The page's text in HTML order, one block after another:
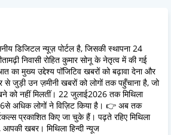
डिजिटल न्यूज़ पोर्टल है, जिसकी स्थापना 24
निवासी रोहित कुमार सोनू के नेतृत्व में की गई
का मुख्य उद्देश्य पॉजिटिव खबरों को बढ़ावा देना और
से जुड़ी उन ज़मीनी खबरों को लोगों तक पहुँचाना है, जो
को नहीं मिलतीं। 22 जुलाई2026 तक मिथिला
अधिक लोगों ने विज़िट किया है। 👉 अब तक
प्रकाशित किए जा चुके हैं। पढ़ते रहिए मिथिला
खबर। मिथिला हिन्दी न्यूज